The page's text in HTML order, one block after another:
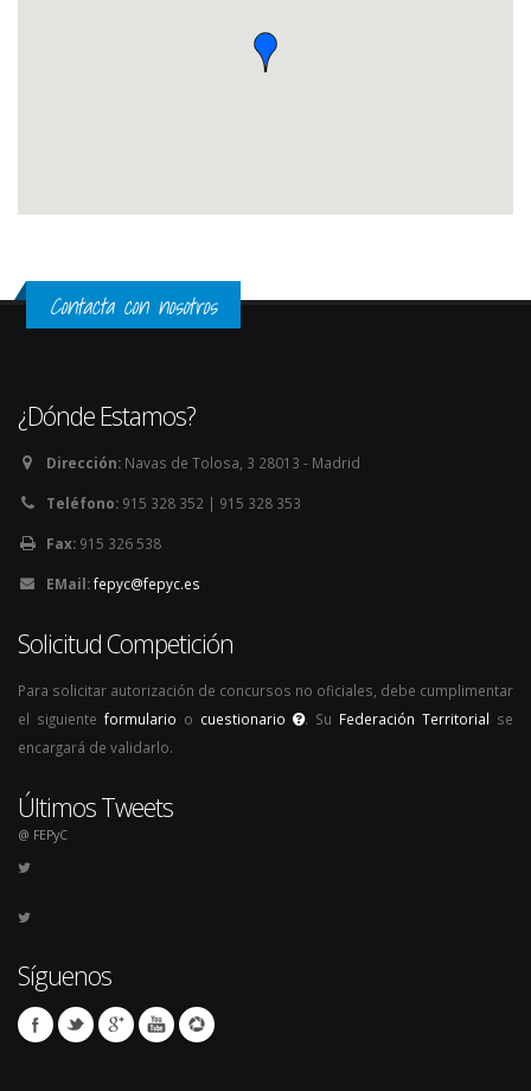
Contacta con nosotros
¿Dónde Estamos?
Dirección: Navas de Tolosa, 3 28013 - Madrid
Teléfono: 915 328 352 | 915 328 353
Fax: 915 326 538
EMail:fepyc@fepyc.es
Solicitud Competición
Para solicitar autorización de concursos no oficiales, debe cumplimentar
el siguiente formulario o cuestionario . Su Federación Territorial se
encargará de validarlo.
Últimos Tweets
@ FEPyC
Síguenos